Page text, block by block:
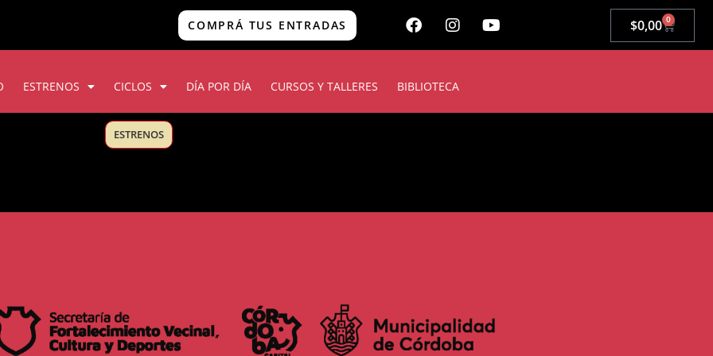
COMPRÁ TUS ENTRADAS $0,00 0
ESTRENOS CICLOS DÍA POR DÍA CURSOS Y TALLERES BIBLIOTECA
ESTRENOS